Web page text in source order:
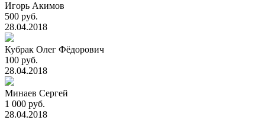
Игорь Акимов
500 руб.
28.04.2018
Кубрак Олег Фёдорович
100 руб.
28.04.2018
Минаев Сергей
1 000 руб.
28.04.2018